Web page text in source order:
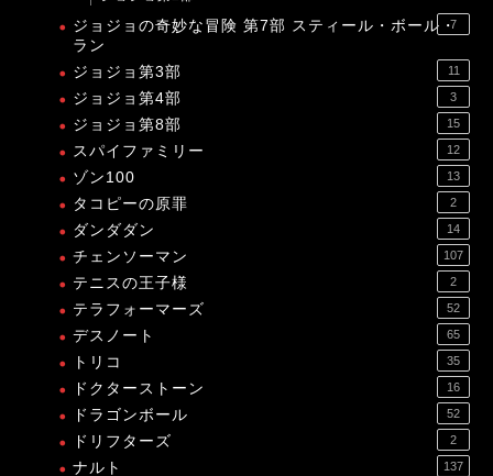
ジョジョの奇妙な冒険 第7部 スティール・ボール・
ラン
7
ジョジョ第3部 11
ジョジョ第4部 3
ジョジョ第8部 15
スパイファミリー 12
ゾン100 13
タコピーの原罪 2
ダンダダン 14
チェンソーマン 107
テニスの王子様 2
テラフォーマーズ 52
デスノート 65
トリコ 35
ドクターストーン 16
ドラゴンボール 52
ドリフターズ 2
ナルト 137